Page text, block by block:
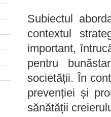
Subiectul
contextul
important,
pentru
societății. În
prevenției și
sănătății